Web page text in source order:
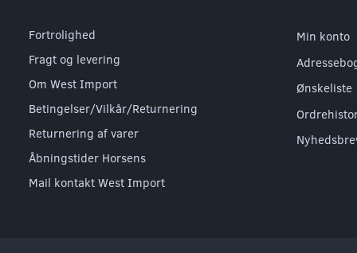
Fortrolighed
Fragt og levering
Om West Import
Betingelser/Vilkår/Returnering
Returnering af varer
Åbningstider Horsens
Mail kontakt West Import
Min konto
Ønskeliste